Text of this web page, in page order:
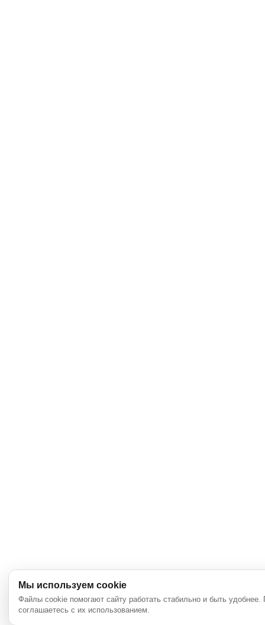
Мы используем cookie
Файлы cookie помогают сайту работать стабильно и быть
соглашаетесь с их использованием.